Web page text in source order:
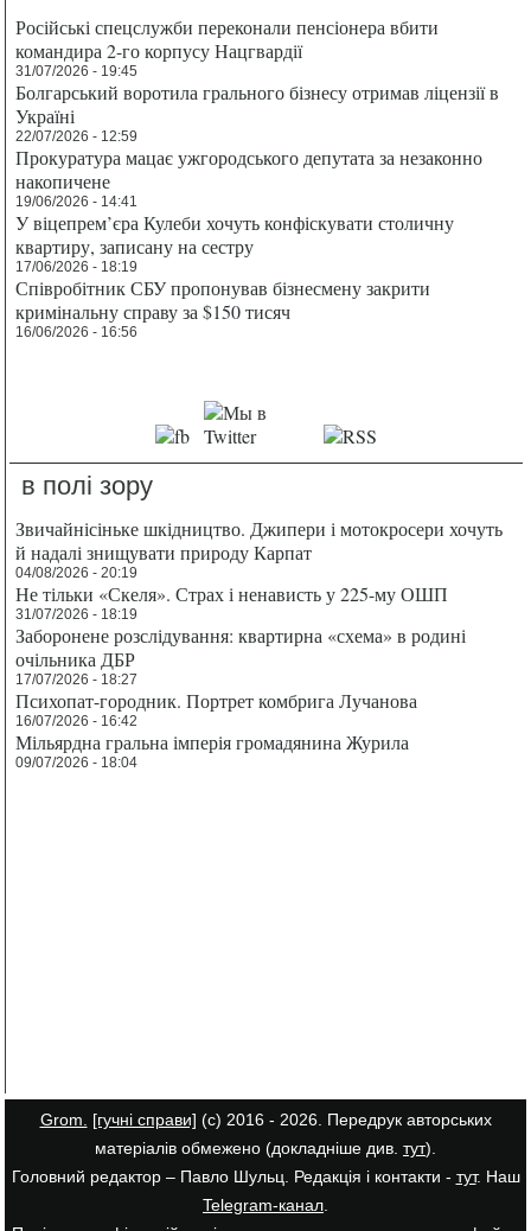
Російські спецслужби переконали пенсіонера вбити
командира 2-го корпусу Нацгвардії
31/07/2026 - 19:45
Болгарський воротила грального бізнесу отримав ліцензії в
Україні
22/07/2026 - 12:59
Прокуратура мацає ужгородського депутата за незаконно
накопичене
19/06/2026 - 14:41
У віцепрем’єра Кулеби хочуть конфіскувати столичну
квартиру, записану на сестру
17/06/2026 - 18:19
Співробітник СБУ пропонував бізнесмену закрити
кримінальну справу за $150 тисяч
16/06/2026 - 16:56
в полі зору
Звичайнісіньке шкідництво. Джипери і мотокросери хочуть
й надалі знищувати природу Карпат
04/08/2026 - 20:19
Не тільки «Скеля». Страх і ненависть у 225-му ОШП
31/07/2026 - 18:19
Заборонене розслідування: квартирна «схема» в родині
очільника ДБР
17/07/2026 - 18:27
Психопат-городник. Портрет комбрига Лучанова
16/07/2026 - 16:42
Мільярдна гральна імперія громадянина Журила
09/07/2026 - 18:04
Grom. [гучні справи] (с) 2016 - 2026. Передрук авторських
матеріалів обмежено (докладніше див. тут).
Головний редактор – Павло Шульц. Редакція і контакти - тут. Наш
Telegram-канал